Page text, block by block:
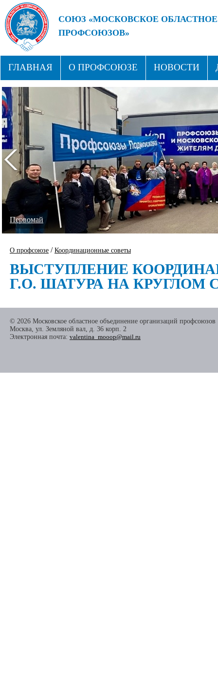
СОЮЗ «МОСКОВСКОЕ
ПРОФСОЮЗОВ»
ГЛАВНАЯ О ПРОФСОЮЗЕ НОВОСТИ
СТРУКТУРА ПРОФСОЮЗНЫЕ ЗДРАВНИЦЫ
Первомай
О профсоюзе / Координационные советы
ВЫСТУПЛЕНИЕ
Г.О. ШАТУРА НА КРУГЛОМ
© 2026 Московское областное объединение организаций профсоюзов
Москва, ул. Земляной вал, д. 36 корп. 2
Электронная почта: valentina_mooop@mail.ru